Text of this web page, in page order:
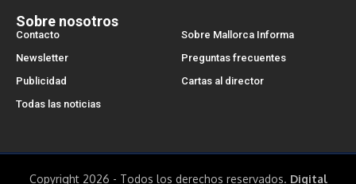
Sobre nosotros
Contacto
Sobre Mallorca Informa
Newsletter
Preguntas frecuentes
Publicidad
Cartas al director
Todas las noticias
Copyright 2026 - Todos los derechos reservados. Digital